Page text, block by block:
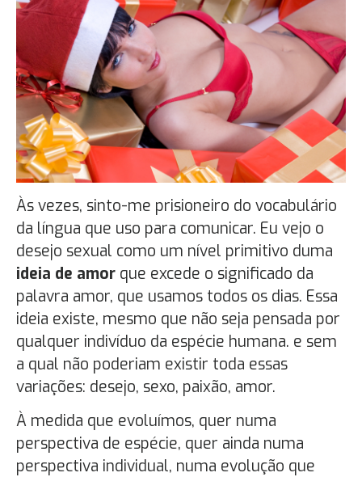
Às vezes, sinto-me prisioneiro do vocabulário
da língua que uso para comunicar. Eu vejo o
desejo sexual como um nível primitivo duma
ideia de amor que excede o significado da
palavra amor, que usamos todos os dias. Essa
ideia existe, mesmo que não seja pensada por
qualquer indivíduo da espécie humana. e sem
a qual não poderiam existir toda essas
variações: desejo, sexo, paixão, amor.
À medida que evoluímos, quer numa
perspectiva de espécie, quer ainda numa
perspectiva individual, numa evolução que